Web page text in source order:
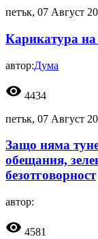
петък, 07 Август
Карикатура на
автор:Дума
visibility 4434
петък, 07 Август
Защо няма
обещания,
безотговорност
автор:
visibility 4581